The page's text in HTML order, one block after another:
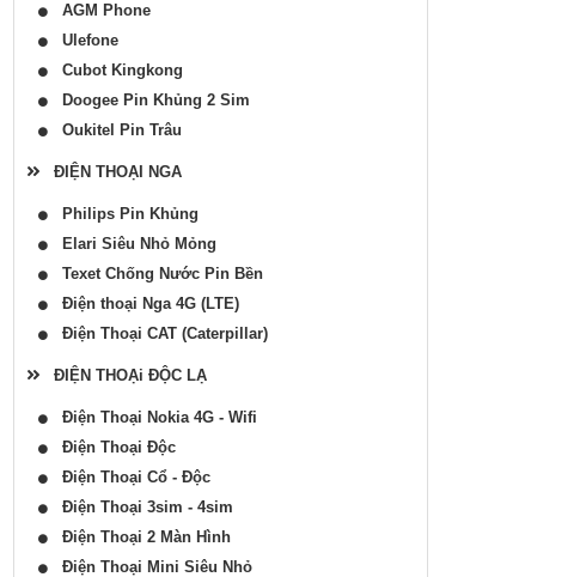
AGM Phone
Ulefone
Cubot Kingkong
Doogee Pin Khủng 2 Sim
Oukitel Pin Trâu
ĐIỆN THOẠI NGA
Philips Pin Khủng
Elari Siêu Nhỏ Mỏng
Texet Chống Nước Pin Bền
Điện thoại Nga 4G (LTE)
Điện Thoại CAT (Caterpillar)
ĐIỆN THOẠi ĐỘC LẠ
Điện Thoại Nokia 4G - Wifi
Điện Thoại Độc
Điện Thoại Cổ - Độc
Điện Thoại 3sim - 4sim
Điện Thoại 2 Màn Hình
Điện Thoại Mini Siêu Nhỏ